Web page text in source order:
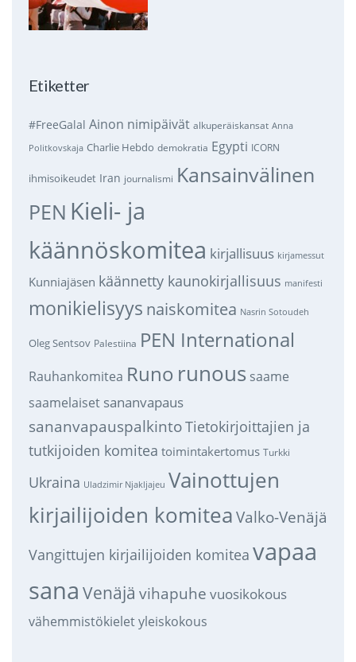
Etiketter
#FreeGalal Ainon nimipäivät alkuperäiskansat Anna
Politkovskaja Charlie Hebdo demokratia Egypti ICORN
ihmisoikeudet Iran journalismi Kansainvälinen
PEN Kieli- ja
käännöskomitea kirjallisuus kirjamessut
Kunniajäsen käännetty kaunokirjallisuus manifesti
monikielisyys naiskomitea Nasrin Sotoudeh
Oleg Sentsov Palestiina PEN International
Rauhankomitea Runo runous saame
saamelaiset sananvapaus
sananvapauspalkintoTietokirjoittajien ja
tutkijoiden komitea toimintakertomus Turkki
Ukraina Uladzimir Njakljajeu Vainottujen
kirjailijoiden komitea Valko-Venäjä
Vangittujen kirjailijoiden komitea vapaa
sana Venäjä vihapuhe vuosikokous
vähemmistökieletyleiskokous